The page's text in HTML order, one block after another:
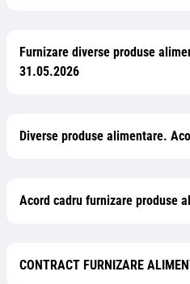
Furnizare diverse produse
31.05.2026
Diverse produse alimentare.
Acord cadru furnizare produse
CONTRACT FURNIZARE